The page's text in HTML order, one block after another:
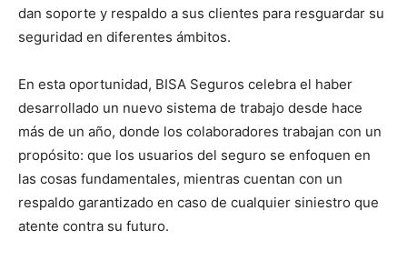
dan soporte y respaldo a sus clientes para resguardar su
seguridad en diferentes ámbitos.
En esta oportunidad, BISA Seguros celebra el haber
desarrollado un nuevo sistema de trabajo desde hace
más de un año, donde los colaboradores trabajan con un
propósito: que los usuarios del seguro se enfoquen en
las cosas fundamentales, mientras cuentan con un
respaldo garantizado en caso de cualquier siniestro que
atente contra su futuro.